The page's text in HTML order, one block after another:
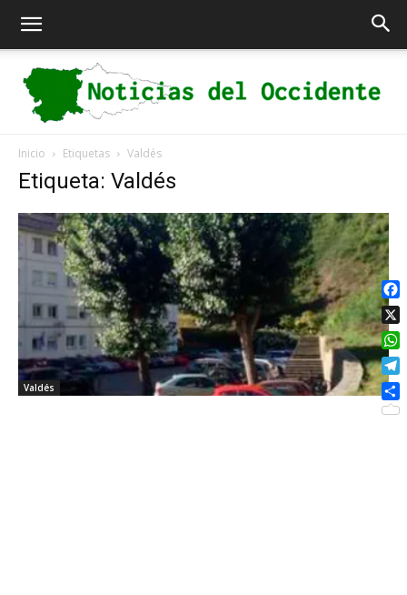
del
Occidente
Inicio Etiquetas Valdés
Etiqueta: Valdés
Valdés
X